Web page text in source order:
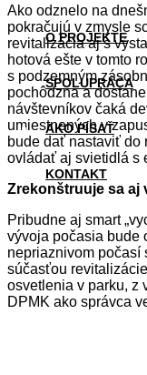
O PROJEKTE
SPOLUPRÁCA
AKO PÍSAŤ
KONTAKT
Ako odznelo na
pokračujú v zmysle
revitalizácia aj s
hotová ešte v tomto
s podzemným
pochôdzna a
návštevníkov čaká
umiestnených v
bude dať nastaviť do
ovládať aj svietidlá s
Zrekonštruuje sa aj
Pribudne aj smart
vývoja počasia bude
nepriaznivom počasí
súčasťou
osvetlenia v parku, z
DPMK ako správca